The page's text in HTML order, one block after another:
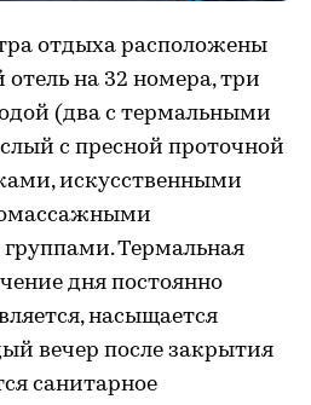
отдыха расположены
на 32 номера, три
(два с термальными
с пресной проточной
искусственными
Термальная
дня постоянно
насыщается
вечер после закрытия
санитарное